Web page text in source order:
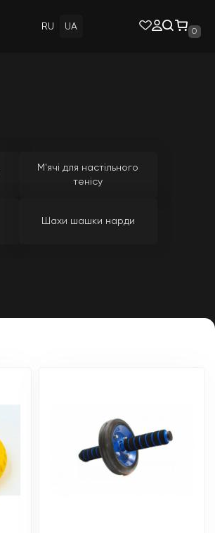
RU UA
0
М'ячі для настільного
тенісу
Шахи шашки нарди